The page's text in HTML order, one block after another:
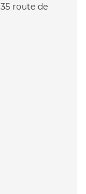
route de